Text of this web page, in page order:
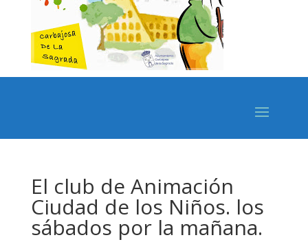
El club de Animación
Ciudad de los Niños. los
sábados por la mañana.